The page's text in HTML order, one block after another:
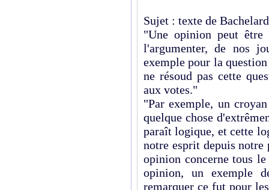
Sujet : texte de Bachelard
"Une opinion peut
l'argumenter, de nos
exemple pour la
ne résoud pas cette
aux votes."
"Par exemple, un
quelque chose
paraît logique, et cette
notre esprit depuis notre
opinion concerne tous
opinion, un exemple
remarquer ce fut pour